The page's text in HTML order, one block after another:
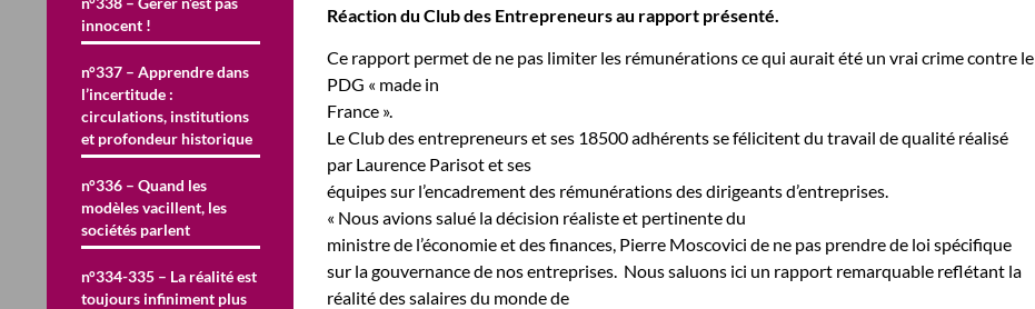
Réaction du Club des Entrepreneurs au rapport présenté.
Ce rapport permet de ne pas limiter les rémunérations ce qui aurait été un vrai crime contre le
PDG « made in
France ».
Le Club des entrepreneurs et ses 18500 adhérents se félicitent du travail de qualité réalisé
par Laurence Parisot et ses
équipes sur l’encadrement des rémunérations des dirigeants d’entreprises.
« Nous avions salué la décision réaliste et pertinente du
ministre de l’économie et des finances, Pierre Moscovici de ne pas prendre de loi spécifique
sur la gouvernance de nos entreprises. Nous saluons ici un rapport remarquable reflétant la
réalité des salaires du monde de
innocent !
n°337 – Apprendre dans
l’incertitude :
circulations, institutions
et profondeur historique
n°336 – Quand les
modèles vacillent, les
sociétés parlent
n°334-335 – La réalité est
toujours infiniment plus